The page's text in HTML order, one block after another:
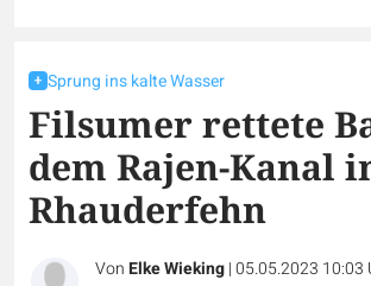
Sprung ins kalte Wasser
Filsumer rettete
dem Rajen-Kanal
Rhauderfehn
VonElke Wieking|05.05.2023 10:03